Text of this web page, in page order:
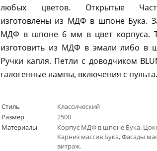
любых цветов. Открытые
изготовлены из МДФ в шпоне Бука.
МДФ в шпоне 6 мм в цвет корпуса.
изготовить из МДФ в эмали либо в
Ручки капля. Петли с доводчиком
галогенные лампы, включения с пульта.
Стиль
Классический
Размер
2500
Материалы
Корпус МДФ в шпоне Бука.
Карниз массив Бука, Фасады
витраж.